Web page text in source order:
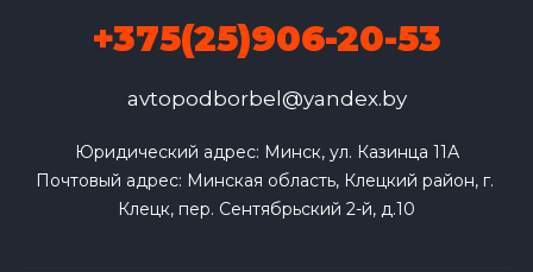
+375(25)906-20-53
avtopodborbel@yandex.by
Юридический адрес: Минск, ул. Казинца 11А
Почтовый адрес: Минская область, Клецкий район, г.
Клецк, пер. Сентябрьский 2-й, д.10